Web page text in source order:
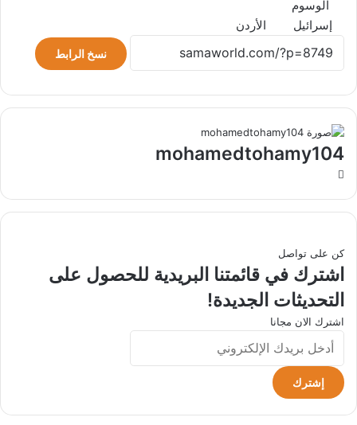
الوسوم
إسرائيل
الأردن
نسخ الرابط
mohamedtohamy104
كن على تواصل
اشترك في قائمتنا البريدية للحصول على
التحديثات الجديدة!
اشترك الان مجانا
أدخل
بريدك
الإلكتروني